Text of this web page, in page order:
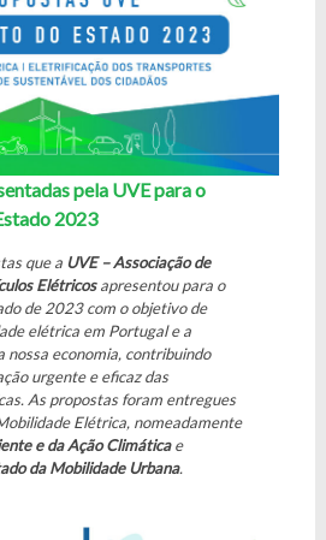
pela UVE para o
2023
que a UVE – Associação de
Elétricosapresentou para o
de 2023 com o objetivo de
elétrica em Portugal e a
nossa economia, contribuindo
urgente e eficaz das
As propostas foram entregues
Elétrica, nomeadamente
e da Ação Climáticae
da Mobilidade Urbana.